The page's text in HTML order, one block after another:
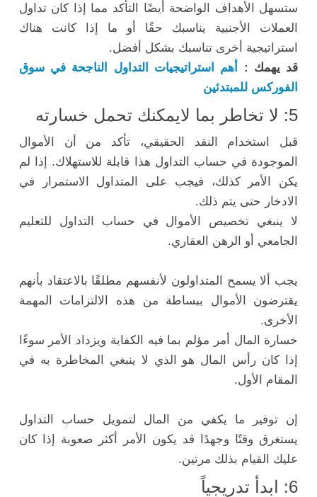
ستسهل الأهداف الواضحة أيضًا التأكد مما إذا كان تداول
العملات الأجنبية يناسبك حقًا أو ما إذا كانت هناك
استراتيجية أخرى تناسبك بشكل أفضل.
قد يهمك :
أهم استراتيجيات التداول الناجحة في سوق
الفوركس للمبتدئين
5: لا تخاطر بما لايمكنك تحمل خسارته
قبل استخدام النقد الحقيقي، تأكد من أن الأموال
الموجودة في حساب التداول هذا قابلة للاستهلاك. إذا لم
يكن الأمر كذلك، فيجب على المتداول الاستمرار في
الادخار حتى يتم ذلك.
لا ينبغي تخصيص الأموال في حساب التداول للتعليم
الجامعي أو الرهن العقاري.
يجب ألا يسمح المتداولون لأنفسهم مطلقًا بالاعتقاد بأنهم
يقترضون الأموال ببساطة من هذه الالتزامات المهمة
الأخرى.
خسارة المال أمر مؤلم بما فيه الكفاية ويزداد الأمر سوءًا
إذا كان رأس المال هو الذي لا ينبغي المخاطرة به في
المقام الأول.
إن توفير ما يكفي من المال لتمويل حساب التداول
يستغرق وقتًا وجهدًا قد يكون الأمر أكثر صعوبة إذا كان
عليك القيام بذلك مرتين.
6: ابدأ تدريجياً